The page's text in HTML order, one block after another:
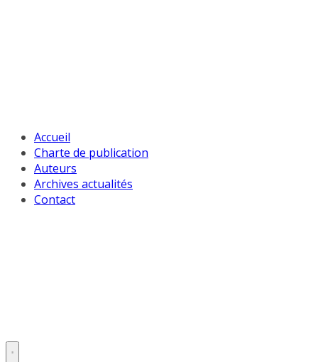
Accueil
Charte de publication
Auteurs
Archives actualités
Contact